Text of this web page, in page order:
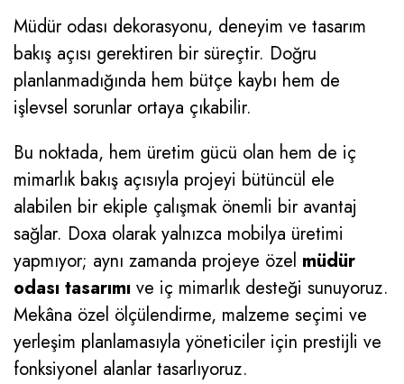
Müdür odası dekorasyonu, deneyim ve tasarım
bakış açısı gerektiren bir süreçtir. Doğru
planlanmadığında hem bütçe kaybı hem de
işlevsel sorunlar ortaya çıkabilir.
Bu noktada, hem üretim gücü olan hem de iç
mimarlık bakış açısıyla projeyi bütüncül ele
alabilen bir ekiple çalışmak önemli bir avantaj
sağlar. Doxa olarak yalnızca mobilya üretimi
yapmıyor; aynı zamanda projeye özel müdür
odası tasarımı ve iç mimarlık desteği sunuyoruz.
Mekâna özel ölçülendirme, malzeme seçimi ve
yerleşim planlamasıyla yöneticiler için prestijli ve
fonksiyonel alanlar tasarlıyoruz.